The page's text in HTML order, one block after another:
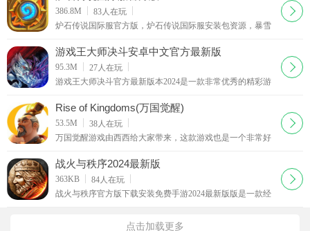
386.8M 83人在玩
炉石传说国际服官方版，炉石传说国际服安装包资源，暴雪
戏，比较注重策略战术，玩家们需要合理构筑自己的卡
下载
游戏王大师决斗安卓中文官方最新版
2025(Master Duel)
95.3M 27人在玩
游戏王大师决斗官方最新版本2024是一款非常优秀的精彩游
能够为玩家们准备惊喜的趣味对战策略玩法，非常受
下载
Rise of Kingdoms(万国觉醒)
53.5M 38人在玩
万国觉醒游戏由西西给大家带来，这款游戏也是一个非常好
美，你需要发展自己的城市以及战士，喜欢的朋友赶紧
下载
战火与秩序2024最新版
363KB 84人在玩
战火与秩序官方版下载安装免费手游2024最新版版是一款经
下载
点击加载更多